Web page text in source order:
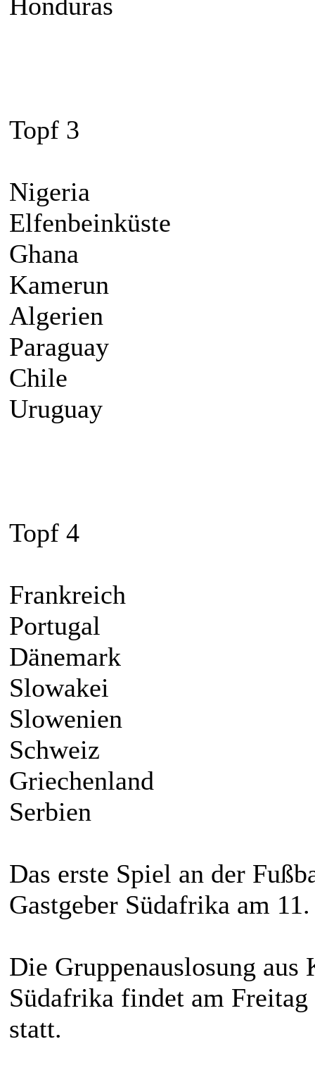
Topf 3
Nigeria
Elfenbeinküste
Ghana
Kamerun
Algerien
Paraguay
Chile
Uruguay
Topf 4
Frankreich
Portugal
Dänemark
Slowakei
Slowenien
Schweiz
Griechenland
Serbien
Das erste Spiel an der
Gastgeber Südafrika am
Die Gruppenauslosung
Südafrika findet am
statt.